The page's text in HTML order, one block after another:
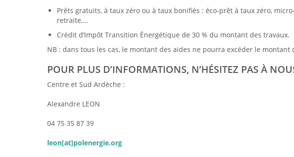
Prêts gratuits, à taux zéro ou à taux bonifiés : éco-prêt à taux zéro,
retraite,…
Crédit d’Impôt Transition Énergétique de 30 % du montant des travaux.
NB : dans tous les cas, le montant des aides ne pourra excéder le montant
POUR PLUS D’INFORMATIONS, N’HÉSITEZ PAS À
Centre et Sud Ardèche :
Alexandre LEON
04 75 35 87 39
leon[at]polenergie.org